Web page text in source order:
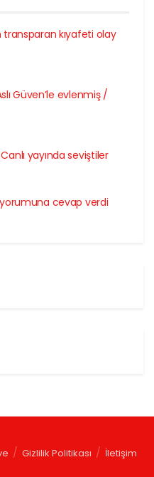
transparan kıyafeti olay
Güven’le evlenmiş /
yayında seviştiler
yorumuna cevap verdi
Gizlilik Politikası İletişim